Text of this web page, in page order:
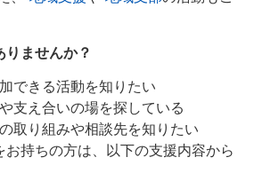
りませんか？
できる活動を知りたい
支え合いの場を探している
取り組みや相談先を知りたい
持ちの方は、以下の支援内容から